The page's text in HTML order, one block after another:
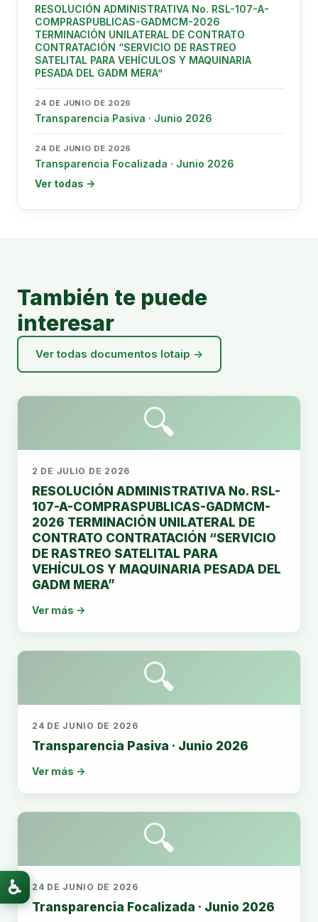
RESOLUCIÓN ADMINISTRATIVA No. RSL-107-A-
COMPRASPUBLICAS-GADMCM-2026
TERMINACIÓN UNILATERAL DE CONTRATO
CONTRATACIÓN “SERVICIO DE RASTREO
SATELITAL PARA VEHÍCULOS Y MAQUINARIA
PESADA DEL GADM MERA”
24 DE JUNIO DE 2026
Transparencia Pasiva · Junio 2026
24 DE JUNIO DE 2026
Transparencia Focalizada · Junio 2026
Ver todas →
También te puede
interesar
Ver todas documentos lotaip →
🔍
2 DE JULIO DE 2026
RESOLUCIÓN ADMINISTRATIVA No. RSL-
107-A-COMPRASPUBLICAS-GADMCM-
2026 TERMINACIÓN UNILATERAL DE
CONTRATO CONTRATACIÓN “SERVICIO
DE RASTREO SATELITAL PARA
VEHÍCULOS Y MAQUINARIA PESADA DEL
GADM MERA”
Ver más →
🔍
24 DE JUNIO DE 2026
Transparencia Pasiva · Junio 2026
Ver más →
🔍
24 DE JUNIO DE 2026
Transparencia Focalizada · Junio 2026
♿